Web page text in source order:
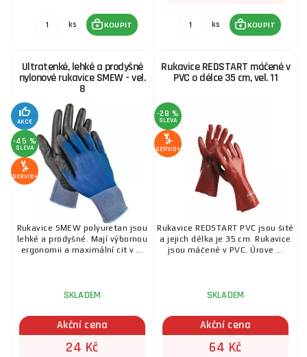
ks KOUPIT ks KOUPIT
Ultratenké, lehké a prodyšné
nylonové rukavice SMEW - vel.
8
AKCE
-45 %
SLEVA
SERVIS+
Rukavice SMEW polyuretan jsou
lehké a prodyšné. Mají výbornou
ergonomii a maximální cit v ...
SKLADEM
Akční cena
24 Kč
Rukavice REDSTART máčené v
PVC o délce 35 cm, vel. 11
-28 %
SLEVA
SERVIS+
Rukavice REDSTART PVC jsou šité
a jejich délka je 35 cm. Rukavice
jsou máčené v PVC. Úrove ...
SKLADEM
Akční cena
64 Kč